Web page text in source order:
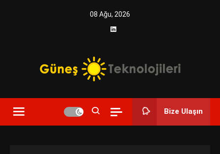
08 Ağu, 2026
Güneş Teknolojileri | Solar
Enerji Çözümleri ve
Bize Ulaşın